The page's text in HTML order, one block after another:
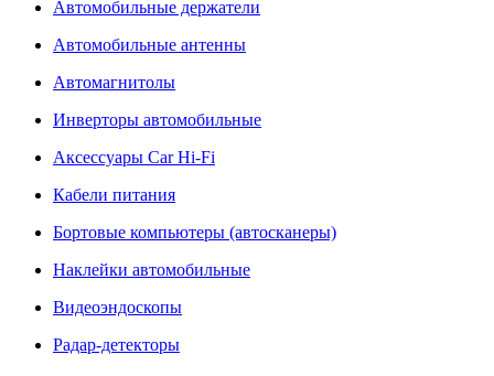
Автомобильные держатели
Автомобильные антенны
Автомагнитолы
Инверторы автомобильные
Аксессуары Car Hi-Fi
Кабели питания
Бортовые компьютеры (автосканеры)
Наклейки автомобильные
Видеоэндоскопы
Радар-детекторы